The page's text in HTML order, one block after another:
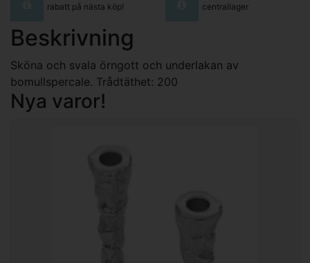
rabatt på nästa köp!
centrallager
Beskrivning
Sköna och svala örngott och underlakan av
bomullspercale. Trådtäthet: 200
Nya varor!